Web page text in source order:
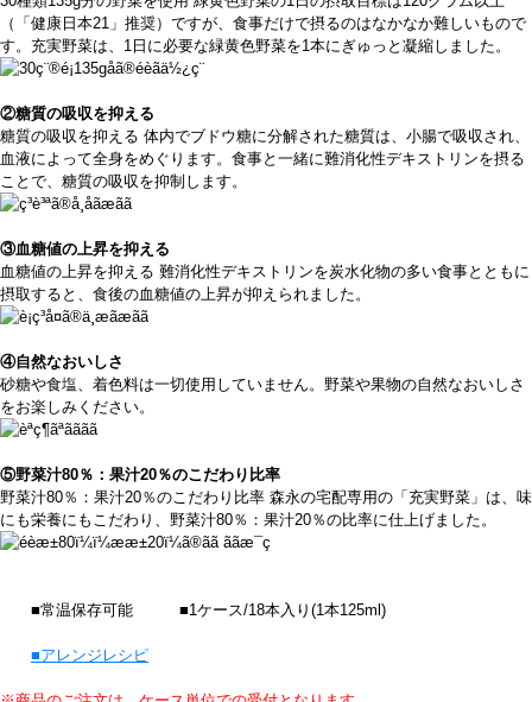
（「健康日本21」推奨）ですが、食事だけで摂るのはなかなか難しいもので
す。充実野菜は、1日に必要な緑黄色野菜を1本にぎゅっと凝縮しました。
②糖質の吸収を抑える
糖質の吸収を抑える 体内でブドウ糖に分解された糖質は、小腸で吸収され、
血液によって全身をめぐります。食事と一緒に難消化性デキストリンを摂る
ことで、糖質の吸収を抑制します。
③血糖値の上昇を抑える
血糖値の上昇を抑える 難消化性デキストリンを炭水化物の多い食事とともに
摂取すると、食後の血糖値の上昇が抑えられました。
④自然なおいしさ
砂糖や食塩、着色料は一切使用していません。野菜や果物の自然なおいしさ
をお楽しみください。
⑤野菜汁80％：果汁20％のこだわり比率
野菜汁80％：果汁20％のこだわり比率 森永の宅配専用の「充実野菜」は、味
にも栄養にもこだわり、野菜汁80％：果汁20％の比率に仕上げました。
■常温保存可能 ■1ケース/18本入り(1本125ml)
■アレンジレシピ